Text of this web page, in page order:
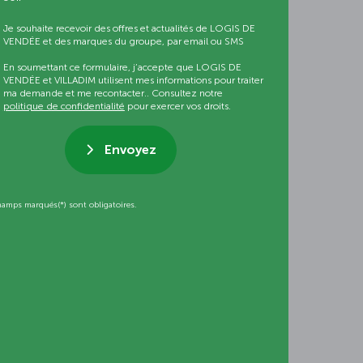
Je souhaite recevoir des offres et actualités de LOGIS DE
VENDÉE et des marques du groupe, par email ou SMS
En soumettant ce formulaire, j’accepte que LOGIS DE
VENDÉE et VILLADIM utilisent mes informations pour traiter
ma demande et me recontacter.. Consultez notre
politique de confidentialité pour exercer vos droits.
Envoyez
marqués(*) sont obligatoires.